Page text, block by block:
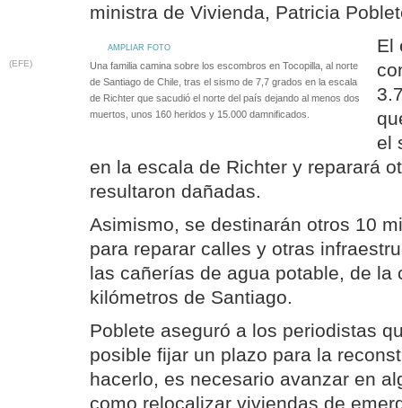
ministra de Vivienda, Patricia
AMPLIAR FOTO
(EFE)
Una familia camina sobre los escombros en Tocopilla, al norte
de Santiago de Chile, tras el sismo de 7,7 grados en la escala
de Richter que sacudió el norte del país dejando al menos dos
muertos, unos 160 heridos y 15.000 damnificados.
El
el
en la escala de Richter y reparará
resultaron dañadas.
Asimismo, se destinarán otros 10
para reparar calles y otras
las cañerías de agua potable, de la
kilómetros de Santiago.
Poblete aseguró a los periodistas
posible fijar un plazo para la
hacerlo, es necesario avanzar en
como relocalizar viviendas de